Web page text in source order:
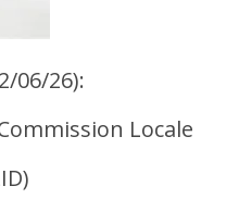
06/26):
Locale